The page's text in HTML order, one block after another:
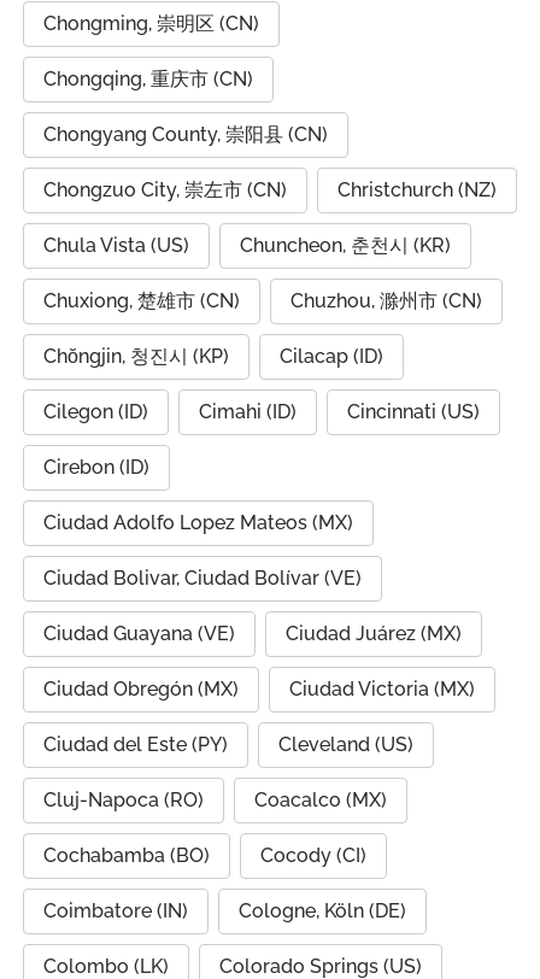
Chongming, 崇明区 (CN)
Chongqing, 重庆市 (CN)
Chongyang County, 崇阳县 (CN)
Chongzuo City, 崇左市 (CN) Christchurch (NZ)
Chula Vista (US) Chuncheon, 춘천시 (KR)
Chuxiong, 楚雄市 (CN) Chuzhou, 滁州市 (CN)
Chŏngjin, 청진시 (KP) Cilacap (ID)
Cilegon (ID) Cimahi (ID) Cincinnati (US)
Cirebon (ID)
Ciudad Adolfo Lopez Mateos (MX)
Ciudad Bolivar, Ciudad Bolívar (VE)
Ciudad Guayana (VE) Ciudad Juárez (MX)
Ciudad Obregón (MX) Ciudad Victoria (MX)
Ciudad del Este (PY) Cleveland (US)
Cluj-Napoca (RO) Coacalco (MX)
Cochabamba (BO) Cocody (CI)
Coimbatore (IN) Cologne, Köln (DE)
Colombo (LK) Colorado Springs (US)